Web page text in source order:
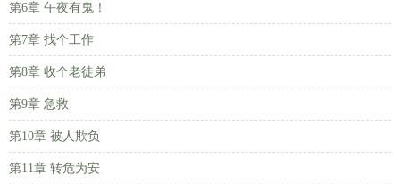
第6章 午夜有鬼！
第7章 找个工作
第8章 收个老徒弟
第9章 急救
第10章 被人欺负
第11章 转危为安